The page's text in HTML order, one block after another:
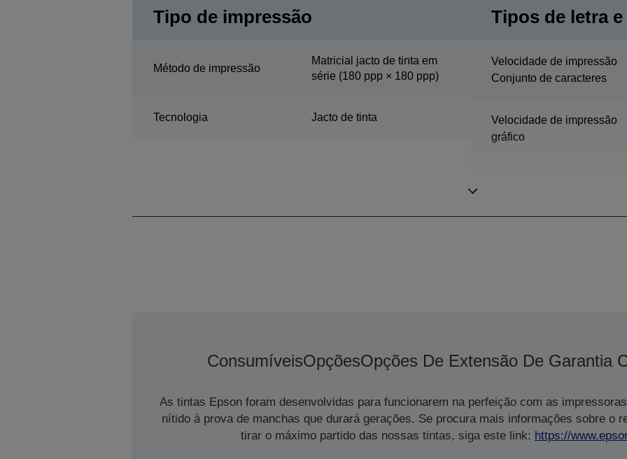
Tipo de impressão
Método de impressão
Matricial jacto de tinta em
série (180 ppp × 180 ppp)
Tecnologia Jacto de tinta
Tipos de letra
Velocidade de impressão
Conjunto de caracteres
Velocidade de impressão
gráfico
ConsumíveisOpçõesOpções De Extensão De Garantia
As tintas Epson foram desenvolvidas para funcionarem na perfeição com as
nítido à prova de manchas que durará gerações. Se procura mais informações sobre o
tirar o máximo partido das nossas tintas, siga este link: https://